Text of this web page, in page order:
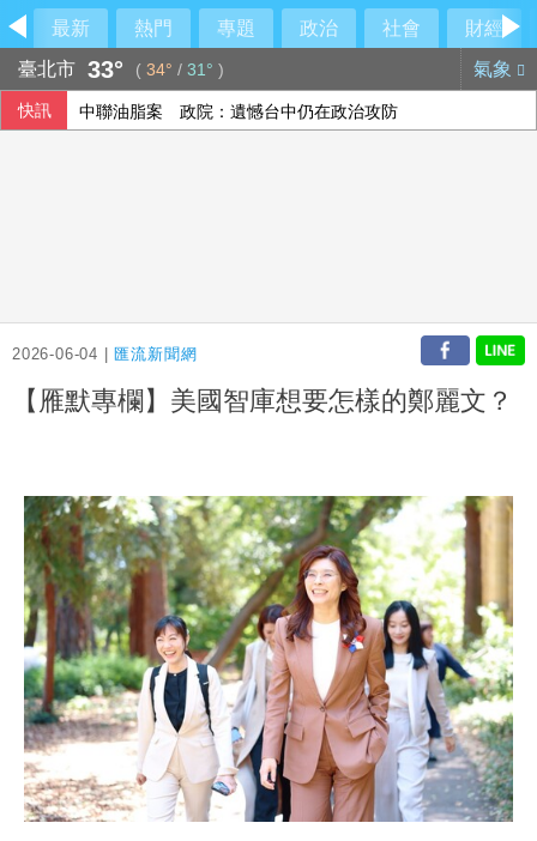
最新 熱門 專題 政治 社會
財經
臺北市 33° ( 34° / 31° ) 氣象
快訊 中聯油脂案 政院：遺憾台中仍在政治攻防
2026-06-04 | 匯流新聞網
【雁默專欄】美國智庫想要怎樣的鄭麗文？